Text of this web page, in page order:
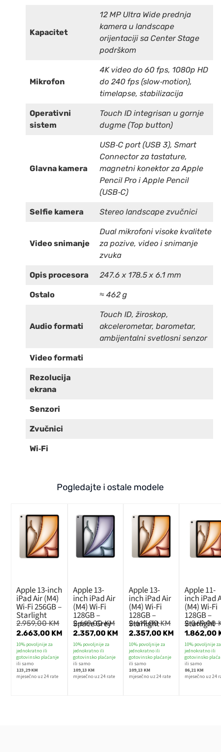
Kapacitet
12 MP Ultra Wide prednja
kamera u landscape
orijentaciji sa Center Stage
podrškom
Mikrofon
4K video do 60 fps, 1080p HD
do 240 fps (slow‑motion),
timelapse, stabilizacija
Operativni
sistem
Touch ID integrisan u gornje
dugme (Top button)
Glavna kamera
USB‑C port (USB 3), Smart
Connector za tastature,
magnetni konektor za Apple
Pencil Pro i Apple Pencil
(USB‑C)
Selfie kamera Stereo landscape zvučnici
Video snimanje
Dual mikrofoni visoke kvalitete
za pozive, video i snimanje
zvuka
Opis procesora 247.6 x 178.5 x 6.1 mm
Ostalo ≈ 462 g
Audio formati
Touch ID, žiroskop,
akcelerometar, barometar,
ambijentalni svetlosni senzor
Video formati
Rezolucija
ekrana
Senzori
Zvučnici
Wi‑Fi
Pogledajte i ostale modele
Apple 13-inch
iPad Air (M4)
Wi-Fi 256GB –
Starlight
2.959,00KM
2.663,00 KM
10% povoljnije za
jednokratno ili
gotovinsko plaćanje
ili samo
123,29 KM
mjesečno uz 24 rate
Apple 13-
inch iPad Air
(M4) Wi-Fi
128GB –
Space Grey
2.619,00KM
2.357,00 KM
10% povoljnije za
jednokratno ili
gotovinsko plaćanje
ili samo
109,13 KM
mjesečno uz 24 rate
Apple 13-
inch iPad Air
(M4) Wi-Fi
128GB –
Starlight
2.619,00KM
2.357,00 KM
10% povoljnije za
jednokratno ili
gotovinsko plaćanje
ili samo
109,13 KM
mjesečno uz 24 rate
Apple 11-
inch iPad
(M4) Wi-Fi
128GB –
Starlight
2.069,00
1.862,00
10% povoljnije za
jednokratno ili
gotovinsko
ili samo
86,21 KM
mjesečno uz 24